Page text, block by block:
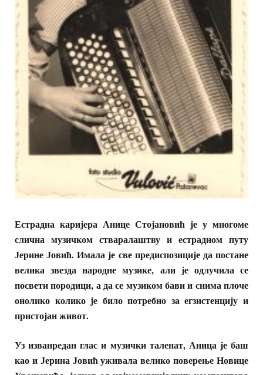
Естрадна каријера Анице Стојановић је у многоме
слична музичком стваралаштву и естрадном путу
Јерине Јовић. Имала је све предиспозиције да постане
велика звезда народне музике, али је одлучила се
посвети породици, а да се музиком бави и снима плоче
онолико колико је било потребно за егзистенцију и
пристојан живот.
Уз изванредан глас и музички таленат, Аница је баш
као и Јерина Јовић уживала велико поверење Новице